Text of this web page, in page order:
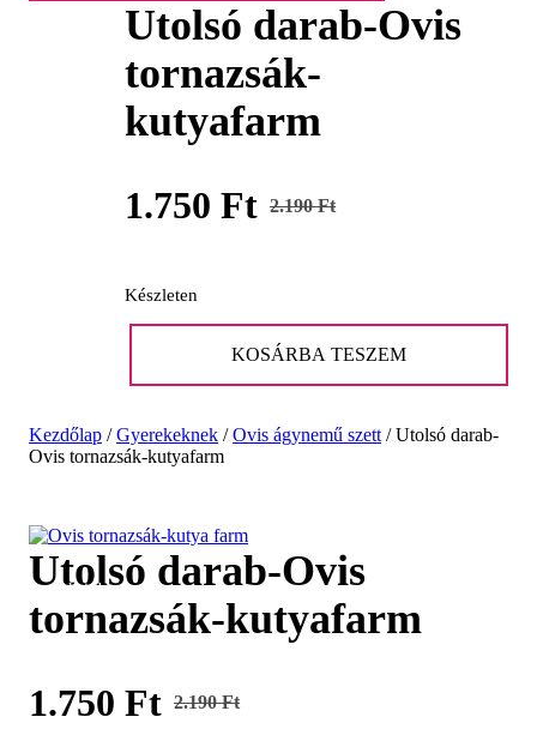
Utolsó darab-Ovis
tornazsák-
kutyafarm
2.190Ft
Original
was:
2.190 Ft.
1.750 Ft
Current
is:
1.750 Ft.
Készleten
Utolsó
mennyiség
KOSÁRBA TESZEM
Kezdőlap /Gyerekeknek /Ovis ágynemű szett /Utolsó darab-
Ovis tornazsák-kutyafarm
Akció!
Utolsó darab-Ovis
tornazsák-kutyafarm
2.190Ft
Original
1.750 Ft
Current